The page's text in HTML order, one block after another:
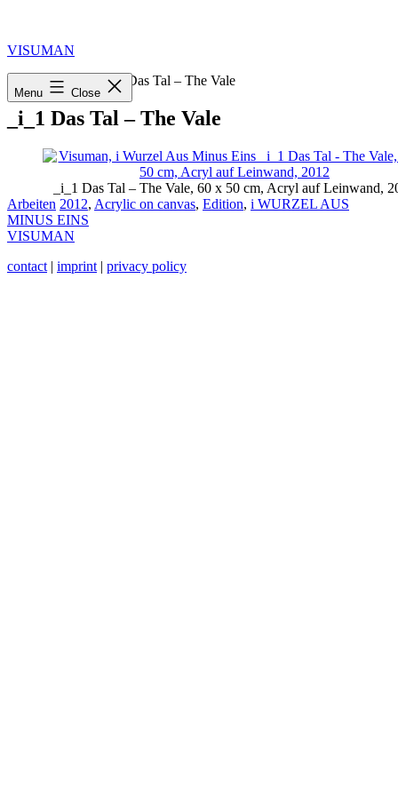
content
VISUMAN
Menu Close
Home »2012 _i_1 Das Tal – The Vale
_i_1 Das Tal – The Vale
_i_1 Das Tal – The Vale, 60 x 50 cm, Acryl auf Leinwand,
Categorized
as
Arbeiten Tagged
2012, Acrylic on canvas, Edition, i WURZEL AUS
MINUS EINS
VISUMAN
contact | imprint | privacy policy